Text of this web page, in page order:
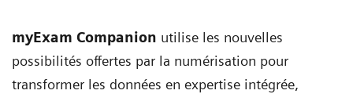
myExam Companion utilise les nouvelles
possibilités offertes par la numérisation pour
transformer les données en expertise intégrée,